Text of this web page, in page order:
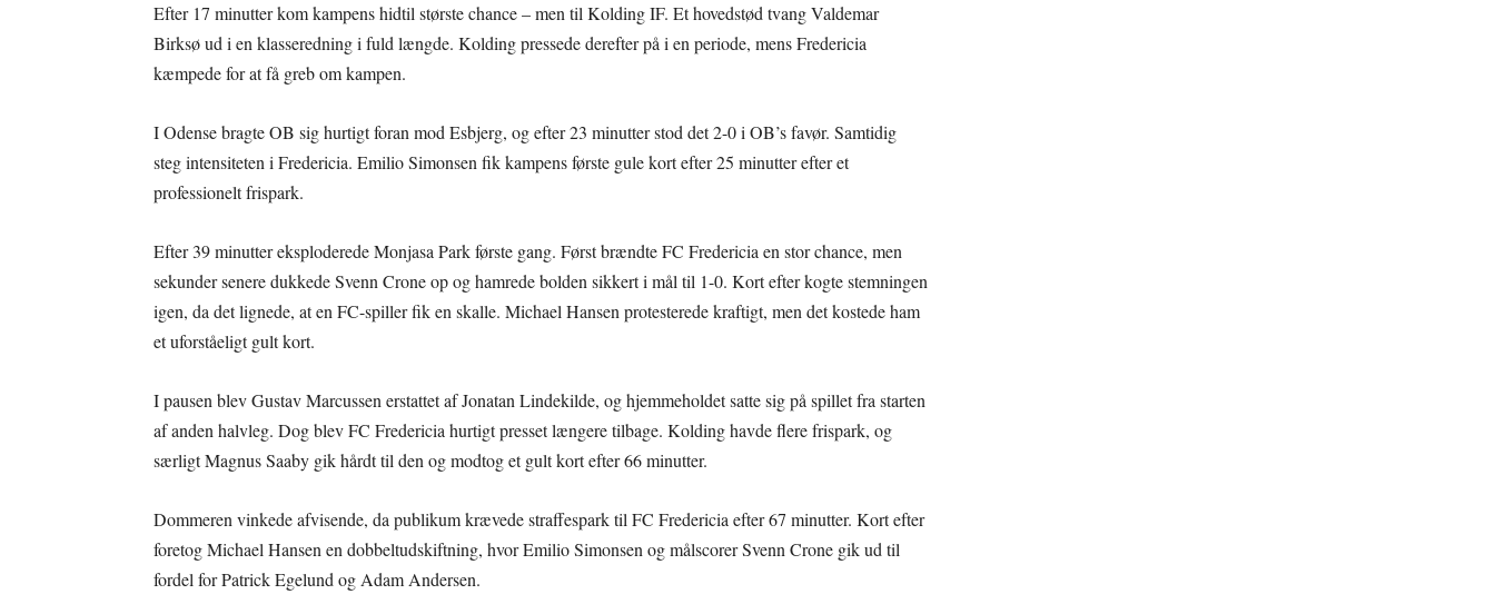
Efter 17 minutter kom kampens hidtil største chance – men til Kolding IF. Et hovedstød tvang Valdemar
Birksø ud i en klasseredning i fuld længde. Kolding pressede derefter på i en periode, mens Fredericia
kæmpede for at få greb om kampen.
I Odense bragte OB sig hurtigt foran mod Esbjerg, og efter 23 minutter stod det 2-0 i OB’s favør. Samtidig
steg intensiteten i Fredericia. Emilio Simonsen fik kampens første gule kort efter 25 minutter efter et
professionelt frispark.
Efter 39 minutter eksploderede Monjasa Park første gang. Først brændte FC Fredericia en stor chance, men
sekunder senere dukkede Svenn Crone op og hamrede bolden sikkert i mål til 1-0. Kort efter kogte stemningen
igen, da det lignede, at en FC-spiller fik en skalle. Michael Hansen protesterede kraftigt, men det kostede ham
et uforståeligt gult kort.
I pausen blev Gustav Marcussen erstattet af Jonatan Lindekilde, og hjemmeholdet satte sig på spillet fra starten
af anden halvleg. Dog blev FC Fredericia hurtigt presset længere tilbage. Kolding havde flere frispark, og
særligt Magnus Saaby gik hårdt til den og modtog et gult kort efter 66 minutter.
Dommeren vinkede afvisende, da publikum krævede straffespark til FC Fredericia efter 67 minutter. Kort efter
foretog Michael Hansen en dobbeltudskiftning, hvor Emilio Simonsen og målscorer Svenn Crone gik ud til
fordel for Patrick Egelund og Adam Andersen.